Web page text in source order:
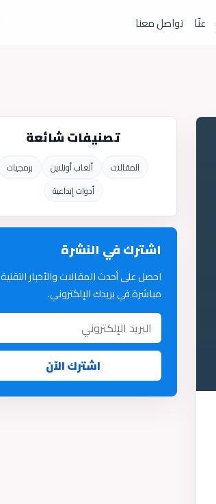
عنّا تواصل معنا
تصنيفات شائعة
المقالات ألعاب أونلاين
برمجيات
أدوات إبداعية
اشترك في النشرة
احصل على أحدث المقالات والأخبار التقنية
مباشرة في بريدك الإلكتروني.
اشترك الآن